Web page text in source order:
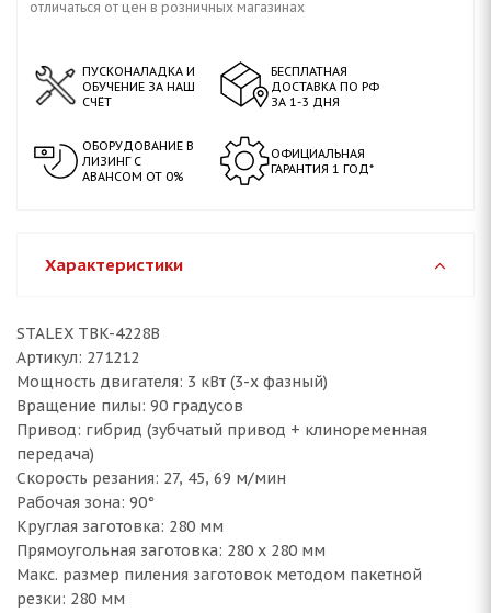
отличаться от цен в розничных магазинах
ПУСКОНАЛАДКА И
ОБУЧЕНИЕ ЗА НАШ
СЧЁТ
БЕСПЛАТНАЯ
ДОСТАВКА ПО РФ
ЗА 1-3 ДНЯ
ОБОРУДОВАНИЕ В
ЛИЗИНГ С
АВАНСОМ ОТ 0%
ОФИЦИАЛЬНАЯ
ГАРАНТИЯ 1 ГОД*
Характеристики
STALEX TBK-4228B
Артикул: 271212
Мощность двигателя: 3 кВт (3-х фазный)
Вращение пилы: 90 градусов
Привод: гибрид (зубчатый привод + клиноременная
передача)
Скорость резания: 27, 45, 69 м/мин
Рабочая зона: 90°
Круглая заготовка: 280 мм
Прямоугольная заготовка: 280 х 280 мм
Макс. размер пиления заготовок методом пакетной
резки: 280 мм